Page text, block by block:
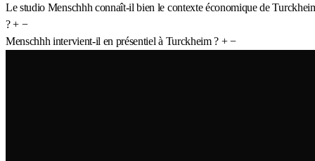
Le studio Menschhh connaît-il bien le contexte économique de
? + −
Menschhh intervient-il en présentiel à Turckheim ? + −